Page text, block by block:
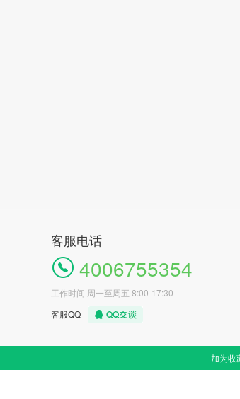
客服电话
4006755354
工作时间 周一至周五 8:00-17:30
客服QQ
加为收